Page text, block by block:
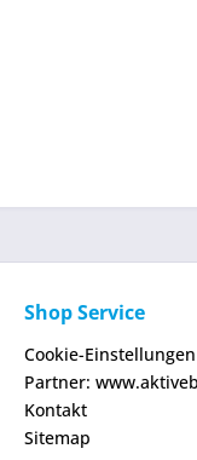
Shop Service
Cookie-Einstellungen
Partner:
Kontakt
Sitemap